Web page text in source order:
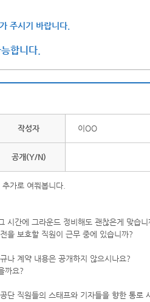
주시기 바랍니다.
합니다.
작성자 이OO
공개(Y/N)
가로 여쭤봅니다.
시간에 그라운드 정비해도 괜찮은게 맞습니
을 보호할 직원이 근무 중에 있습니까?
나 계약 내용은 공개하지 않으시나요?
까요?
단 직원들의 스태프와 기자들을 향한 통로